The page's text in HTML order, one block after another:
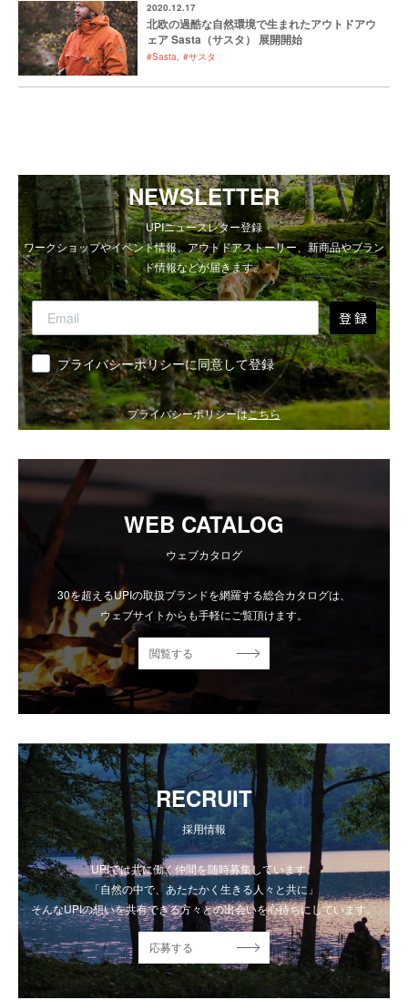
2020.12.17
北欧の過酷な自然環境で生まれたアウトドアウ
ェア Sasta（サスタ） 展開開始
#Sasta #サスタ
NEWSLETTER
UPIニュースレター登録
ワークショップやイベント情報、アウトドアストーリー、新商品やブラン
ド情報などが届きます。
登 録
同意 プライバシーポリシーに同意して登録
プライバシーポリシーはこちら
WEB CATALOG
ウェブカタログ
30を超えるUPIの取扱ブランドを網羅する総合カタログは、
ウェブサイトからも手軽にご覧頂けます。
閲覧する
RECRUIT
採用情報
UPIでは共に働く仲間を随時募集しています。
「自然の中で、あたたかく生きる人々と共に」
そんなUPIの想いを共有できる方々との出会いを心待ちにしています。
応募する